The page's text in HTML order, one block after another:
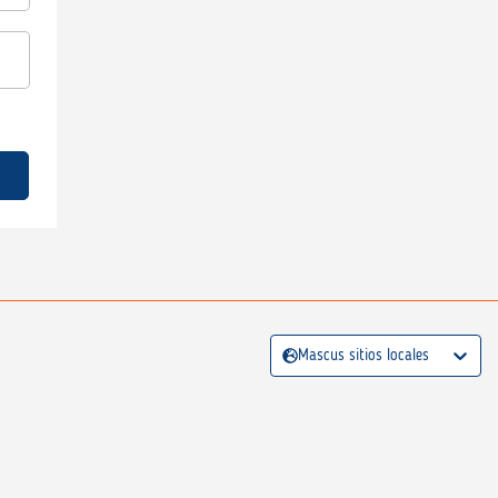
Mascus sitios locales